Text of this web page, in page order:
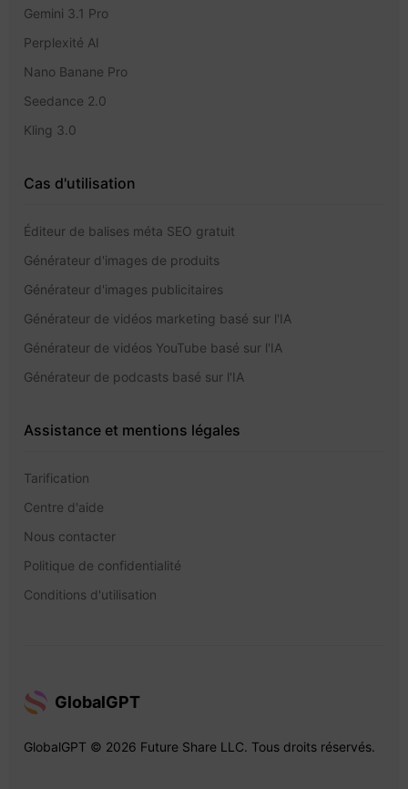
Gemini 3.1 Pro
Perplexité AI
Nano Banane Pro
Seedance 2.0
Kling 3.0
Cas d'utilisation
Éditeur de balises méta SEO gratuit
Générateur d'images de produits
Générateur d'images publicitaires
Générateur de vidéos marketing basé sur l'IA
Générateur de vidéos YouTube basé sur l'IA
Générateur de podcasts basé sur l'IA
Assistance et mentions légales
Tarification
Centre d'aide
Nous contacter
Politique de confidentialité
Conditions d'utilisation
GlobalGPT
GlobalGPT © 2026 Future Share LLC. Tous droits réservés.